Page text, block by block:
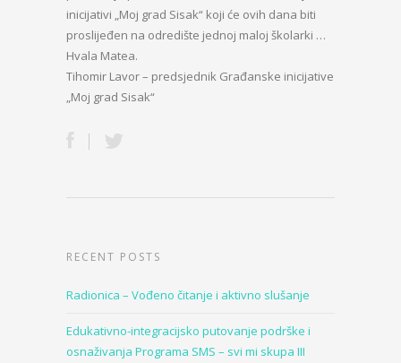
inicijativi „Moj grad Sisak“ koji će ovih dana biti
proslijeđen na odredište jednoj maloj školarki …
Hvala Matea.
Tihomir Lavor – predsjednik Građanske inicijative
„Moj grad Sisak“
RECENT POSTS
Radionica – Vođeno čitanje i aktivno slušanje
Edukativno-integracijsko putovanje podrške i
osnaživanja Programa SMS – svi mi skupa III